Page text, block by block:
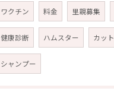
ワクチン 料金 里親募集
健康診断 ハムスター カット
シャンプー